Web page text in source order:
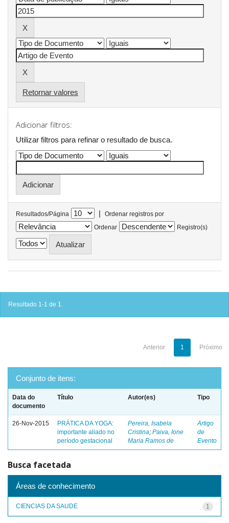
Retornar valores
Adicionar filtros:
Utilizar filtros para refinar o resultado de busca.
Resultados/Página |
Ordenar registros por
Ordenar
Registro(s)
Resultado 1-1 de 1.
Anterior 1 Próximo
Conjunto de itens:
Data do
documento
Título Autor(es) Tipo
26-Nov-2015
PRÁTICA DA YOGA:
importante aliado no
período gestacional
Pereira, Isabela
Cristina; Paiva, Ione
Maria Ramos de
Artigo
de
Evento
Busca facetada
Áreas de conhecimento
1
CIENCIAS DA SAUDE